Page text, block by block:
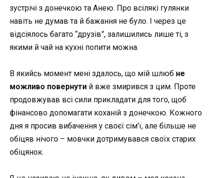
зустрічі з донечкою та Анею. Про всілякі гулянки
навіть не думав та й бажання не було. І через це
відсіялось багато “друзів”, залишились лише ті, з
якими й чай на кухні попити можна.
В якийсь момент мені здалось, що мій шлюб не
можливо повернути й вже змирився з цим. Проте
продовжував всі сили прикладати для того, щоб
фінансово допомагати коханій з донечкою. Кожного
дня я просив вибачення у своєї сім’ї, але більше не
обіцяв нічого – мовчки дотримувався своїх старих
обіцянок.